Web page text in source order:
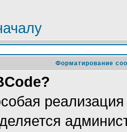
Форматирование